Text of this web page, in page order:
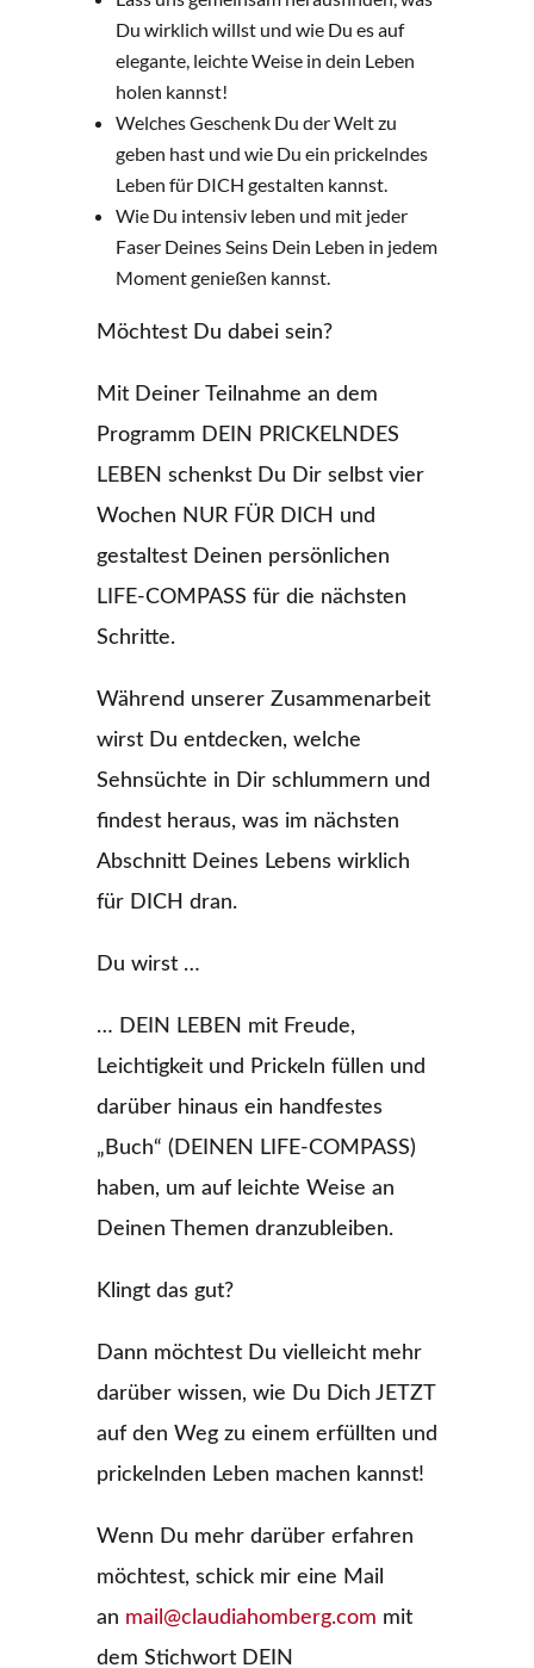
Du wirklich willst und wie Du es auf
elegante, leichte Weise in dein Leben
holen kannst!
Welches Geschenk Du der Welt zu
geben hast und wie Du ein prickelndes
Leben für DICH gestalten kannst.
Wie Du intensiv leben und mit jeder
Faser Deines Seins Dein Leben in jedem
Moment genießen kannst.
Möchtest Du dabei sein?
Mit Deiner Teilnahme an dem
Programm DEIN PRICKELNDES
LEBEN schenkst Du Dir selbst vier
Wochen NUR FÜR DICH und
gestaltest Deinen persönlichen
LIFE-COMPASS für die nächsten
Schritte.
Während unserer Zusammenarbeit
wirst Du entdecken, welche
Sehnsüchte in Dir schlummern und
findest heraus, was im nächsten
Abschnitt Deines Lebens wirklich
für DICH dran.
Du wirst …
… DEIN LEBEN mit Freude,
Leichtigkeit und Prickeln füllen und
darüber hinaus ein handfestes
„Buch“ (DEINEN LIFE-COMPASS)
haben, um auf leichte Weise an
Deinen Themen dranzubleiben.
Klingt das gut?
Dann möchtest Du vielleicht mehr
darüber wissen, wie Du Dich JETZT
auf den Weg zu einem erfüllten und
prickelnden Leben machen kannst!
Wenn Du mehr darüber erfahren
möchtest, schick mir eine Mail
an mail@claudiahomberg.com mit
dem Stichwort DEIN